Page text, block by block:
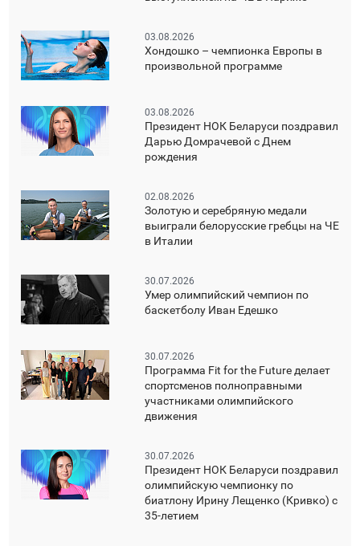
03.08.2026
Хондошко – чемпионка Европы в
произвольной программе
03.08.2026
Президент НОК Беларуси поздравил
Дарью Домрачевой с Днем
рождения
02.08.2026
Золотую и серебряную медали
выиграли белорусские гребцы на ЧЕ
в Италии
30.07.2026
Умер олимпийский чемпион по
баскетболу Иван Едешко
30.07.2026
Программа Fit for the Future делает
спортсменов полноправными
участниками олимпийского
движения
30.07.2026
Президент НОК Беларуси поздравил
олимпийскую чемпионку по
биатлону Ирину Лещенко (Кривко) с
35-летием